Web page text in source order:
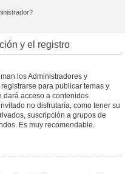
y el registro
los Administradores y
para publicar temas y
dará acceso a contenidos
no disfrutaría, como tener su
suscripción a grupos de
Es muy recomendable.